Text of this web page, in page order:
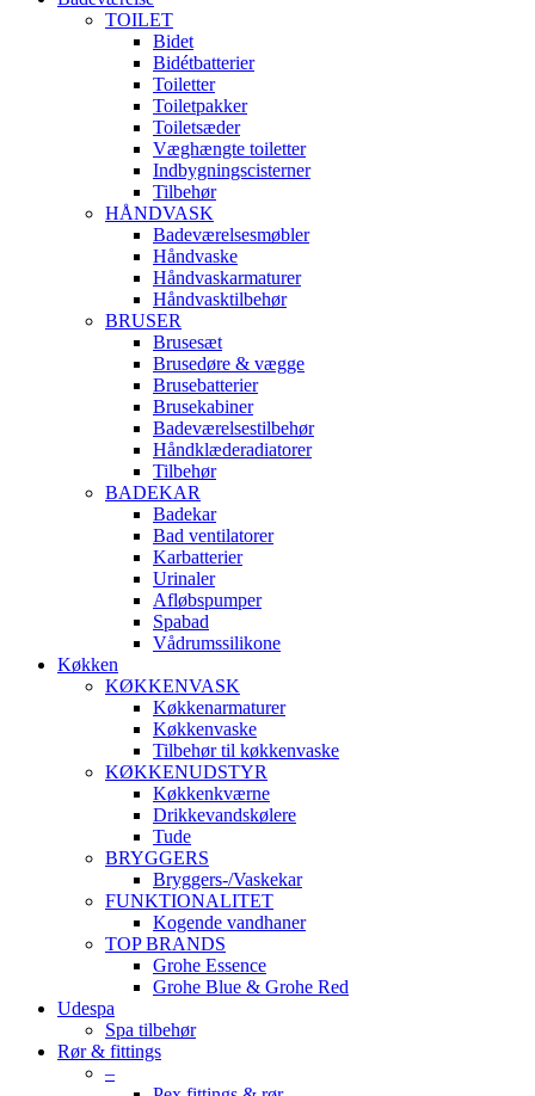
TOILET
Bidet
Bidétbatterier
Toiletter
Toiletpakker
Toiletsæder
Væghængte toiletter
Indbygningscisterner
Tilbehør
HÅNDVASK
Badeværelsesmøbler
Håndvaske
Håndvaskarmaturer
Håndvasktilbehør
BRUSER
Brusesæt
Brusedøre & vægge
Brusebatterier
Brusekabiner
Badeværelsestilbehør
Håndklæderadiatorer
Tilbehør
BADEKAR
Badekar
Bad ventilatorer
Karbatterier
Urinaler
Afløbspumper
Spabad
Vådrumssilikone
Køkken
KØKKENVASK
Køkkenarmaturer
Køkkenvaske
Tilbehør til køkkenvaske
KØKKENUDSTYR
Køkkenkværne
Drikkevandskølere
Tude
BRYGGERS
Bryggers-/Vaskekar
FUNKTIONALITET
Kogende vandhaner
TOP BRANDS
Grohe Essence
Grohe Blue & Grohe Red
Udespa
Spa tilbehør
Rør & fittings
–